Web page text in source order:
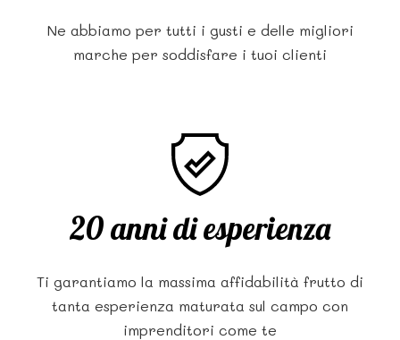
Ne abbiamo per tutti i gusti e delle migliori
marche per soddisfare i tuoi clienti
20 anni di esperienza
Ti garantiamo la massima affidabilità frutto di
tanta esperienza maturata sul campo con
imprenditori come te